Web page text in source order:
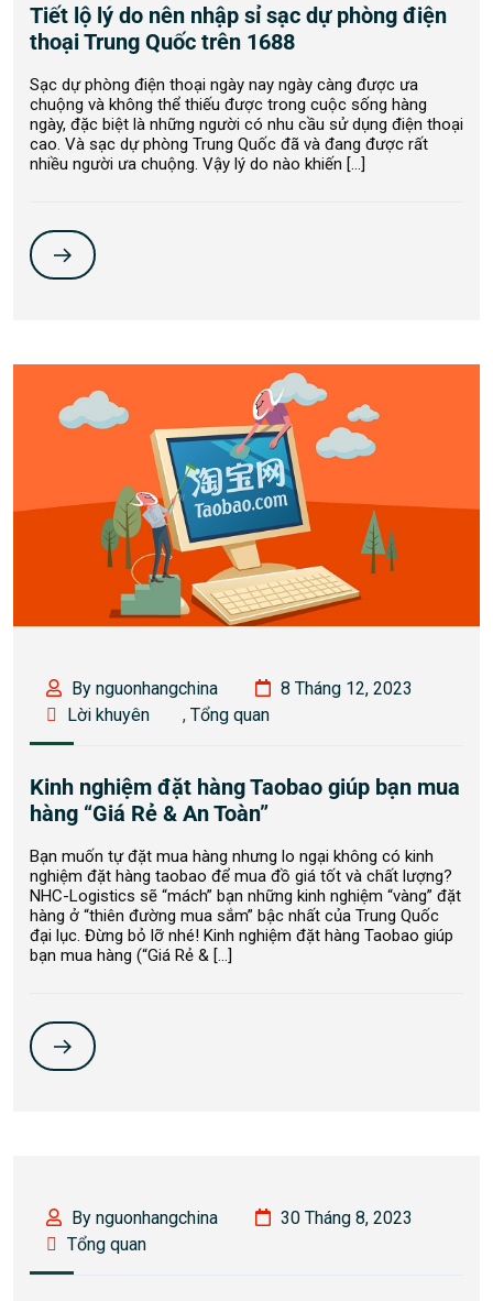
Tiết lộ lý do nên nhập sỉ sạc dự phòng điện
thoại Trung Quốc trên 1688
Sạc dự phòng điện thoại ngày nay ngày càng được ưa
chuộng và không thể thiếu được trong cuộc sống hàng
ngày, đặc biệt là những người có nhu cầu sử dụng điện thoại
cao. Và sạc dự phòng Trung Quốc đã và đang được rất
nhiều người ưa chuộng. Vậy lý do nào khiến […]
By nguonhangchina
8 Tháng 12, 2023
Lời khuyên
, Tổng quan
Kinh nghiệm đặt hàng Taobao giúp bạn mua
hàng “Giá Rẻ & An Toàn”
Bạn muốn tự đặt mua hàng nhưng lo ngại không có kinh
nghiệm đặt hàng taobao để mua đồ giá tốt và chất lượng?
NHC-Logistics sẽ “mách” bạn những kinh nghiệm “vàng” đặt
hàng ở “thiên đường mua sắm” bậc nhất của Trung Quốc
đại lục. Đừng bỏ lỡ nhé! Kinh nghiệm đặt hàng Taobao giúp
bạn mua hàng (“Giá Rẻ & […]
By nguonhangchina
30 Tháng 8, 2023
Tổng quan